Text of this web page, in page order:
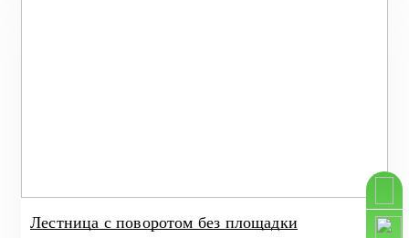
Лестница с поворотом без площадки